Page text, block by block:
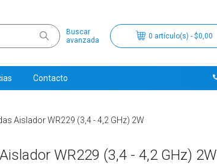
0 artículo(s) - $0,00
Buscar
avanzada
Contacto
Aislador WR229 (3,4 - 4,2 GHz) 2W
WR229 (3,4 - 4,2 GHz) 2W